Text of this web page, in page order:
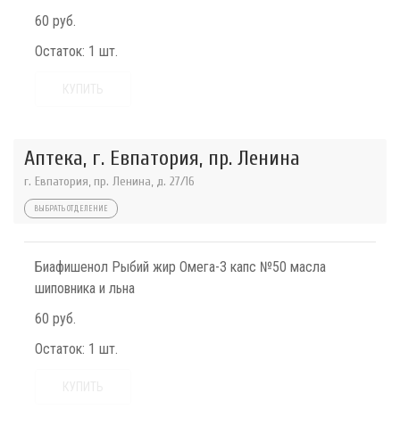
60 руб.
Остаток: 1 шт.
Аптека, г. Евпатория, пр. Ленина
г. Евпатория, пр. Ленина, д. 27/16
ВЫБРАТЬ ОТДЕЛЕНИЕ
Биафишенол Рыбий жир Омега-3 капс №50 масла
шиповника и льна
60 руб.
Остаток: 1 шт.